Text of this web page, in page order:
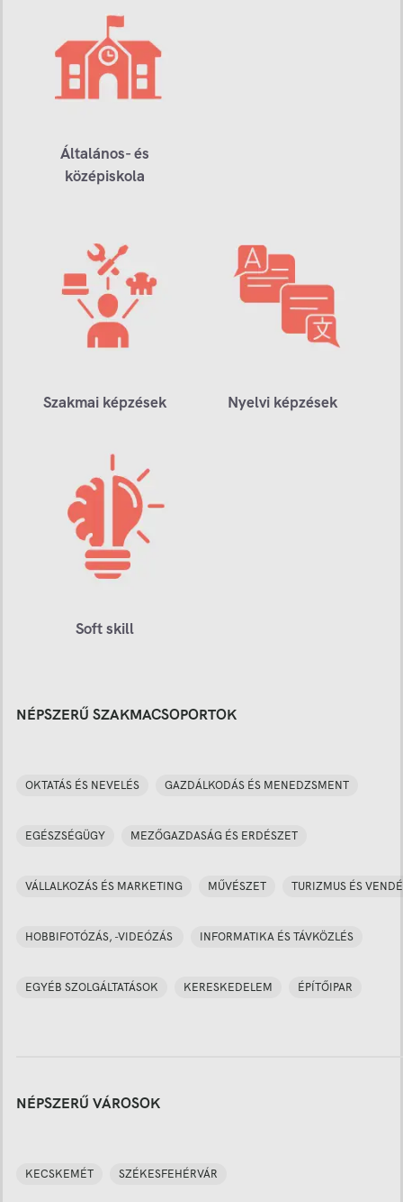
Általános- és
középiskola
Szakmai képzések Nyelvi képzések
Soft skill
NÉPSZERŰ SZAKMACSOPORTOK
OKTATÁS ÉS NEVELÉS GAZDÁLKODÁS ÉS MENEDZSMENT
EGÉSZSÉGÜGY MEZŐGAZDASÁG ÉS ERDÉSZET
VÁLLALKOZÁS ÉS MARKETING MŰVÉSZET TURIZMUS ÉS
HOBBIFOTÓZÁS, -VIDEÓZÁS INFORMATIKA ÉS TÁVKÖZLÉS
EGYÉB SZOLGÁLTATÁSOK KERESKEDELEM ÉPÍTŐIPAR
NÉPSZERŰ VÁROSOK
KECSKEMÉT SZÉKESFEHÉRVÁR